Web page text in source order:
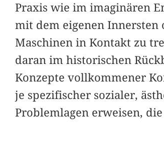
Praxis wie im imaginären
mit dem eigenen Innersten
Maschinen in Kontakt zu
daran im historischen
Konzepte vollkommener
je spezifischer sozialer,
Problemlagen erweisen,